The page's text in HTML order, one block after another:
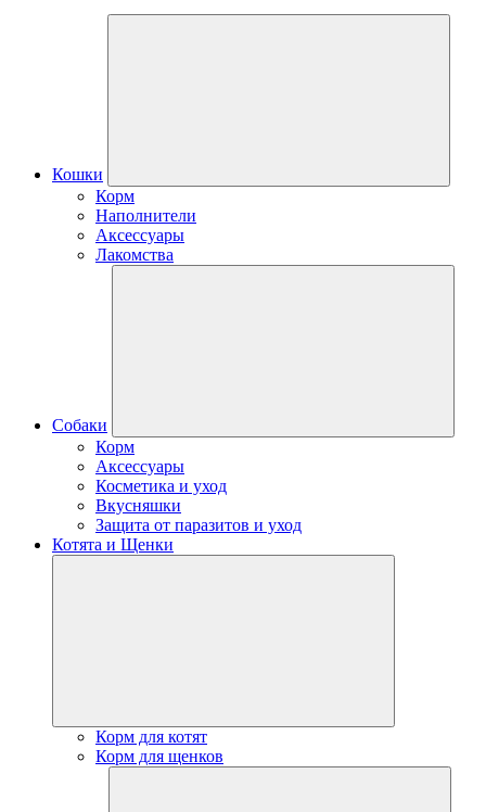
Кошки
Корм
Наполнители
Аксессуары
Лакомства
Собаки
Корм
Аксессуары
Косметика и уход
Вкусняшки
Защита от паразитов и уход
Котята и Щенки
Корм для котят
Корм для щенков